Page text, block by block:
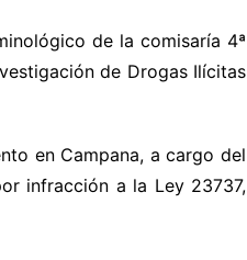
de la comisaría 4ª
de Drogas Ilícitas
en Campana, a cargo del
infracción a la Ley 23737,